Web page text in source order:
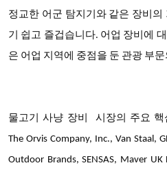
정교한 어군 탐지기와 같은 장비
기 쉽고 즐겁습니다. 어업 장비에
은 어업 지역에 중점을 둔 관광 부
물고기 사냥 장비 시장의 주요 핵
The Orvis Company, Inc., Van Staal,
Outdoor Brands, SENSAS, Maver